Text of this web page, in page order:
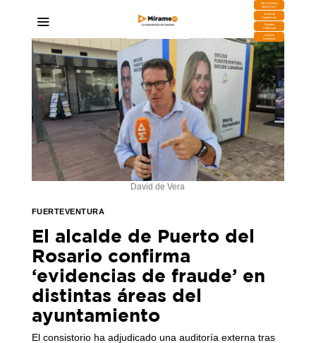
DESCARGA
MIRAPLAY
Buzón de
Sugerencias
Contratar
Publicidad
Contacto
Comercial
David de Vera
FUERTEVENTURA
El alcalde de Puerto del
Rosario confirma
‘evidencias de fraude’ en
distintas áreas del
ayuntamiento
El consistorio ha adjudicado una auditoría externa tras